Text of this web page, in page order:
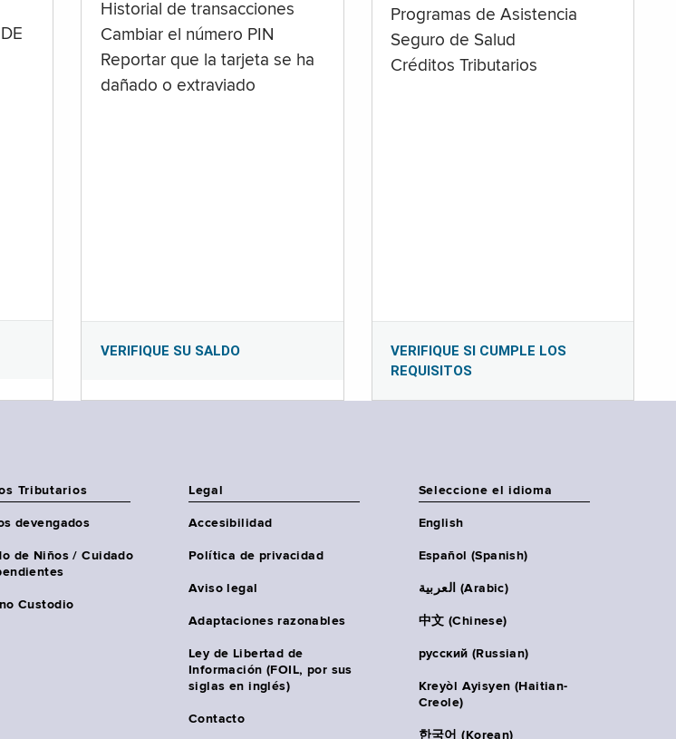
Historial de transacciones
Cambiar el número PIN
Reportar que la tarjeta se ha
dañado o extraviado
VERIFIQUE SU SALDO
Programas de Asistencia
Seguro de Salud
Créditos Tributarios
VERIFIQUE SI CUMPLE LOS
REQUISITOS
Tributarios
devengados
de Niños / Cuidado
Custodio
Legal
Accesibilidad
Política de privacidad
Aviso legal
Adaptaciones razonables
Ley de Libertad de
Información (FOIL, por sus
siglas en inglés)
Contacto
Seleccione el idioma
English
Español (Spanish)
العربية (Arabic)
中文 (Chinese)
русский (Russian)
Kreyòl Ayisyen (Haitian-
Creole)
한국어 (Korean)